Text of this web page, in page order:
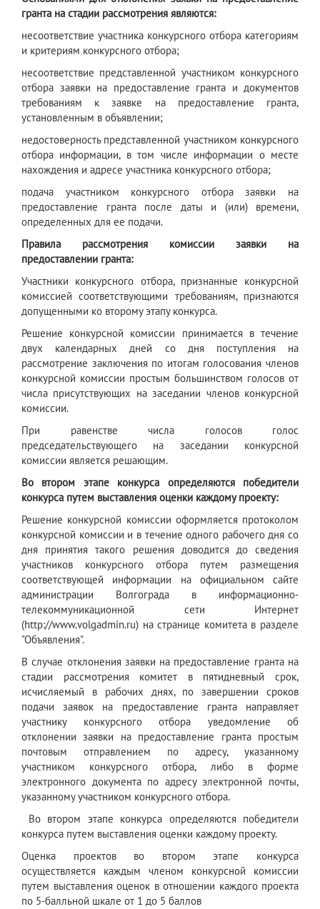
гранта на стадии рассмотрения являются:
несоответствие участника конкурсного отбора категориям
и критериям конкурсного отбора;
несоответствие представленной участником конкурсного
отбора заявки на предоставление гранта и документов
требованиям к заявке на предоставление гранта,
установленным в объявлении;
недостоверность представленной участником конкурсного
отбора информации, в том числе информации о месте
нахождения и адресе участника конкурсного отбора;
подача участником конкурсного отбора заявки на
предоставление гранта после даты и (или) времени,
определенных для ее подачи.
Правила рассмотрения комиссии заявки на
предоставлении гранта:
Участники конкурсного отбора, признанные конкурсной
комиссией соответствующими требованиям, признаются
допущенными ко второму этапу конкурса.
Решение конкурсной комиссии принимается в течение
двух календарных дней со дня поступления на
рассмотрение заключения по итогам голосования членов
конкурсной комиссии простым большинством голосов от
числа присутствующих на заседании членов конкурсной
комиссии.
При равенстве числа голосов голос
председательствующего на заседании конкурсной
комиссии является решающим.
Во втором этапе конкурса определяются победители
конкурса путем выставления оценки каждому проекту:
Решение конкурсной комиссии оформляется протоколом
конкурсной комиссии и в течение одного рабочего дня со
дня принятия такого решения доводится до сведения
участников конкурсного отбора путем размещения
соответствующей информации на официальном сайте
администрации Волгограда в информационно-
телекоммуникационной сети Интернет
(http://www.volgadmin.ru) на странице комитета в разделе
"Объявления".
В случае отклонения заявки на предоставление гранта на
стадии рассмотрения комитет в пятидневный срок,
исчисляемый в рабочих днях, по завершении сроков
подачи заявок на предоставление гранта направляет
участнику конкурсного отбора уведомление об
отклонении заявки на предоставление гранта простым
почтовым отправлением по адресу, указанному
участником конкурсного отбора, либо в форме
электронного документа по адресу электронной почты,
указанному участником конкурсного отбора.
Во втором этапе конкурса определяются победители
конкурса путем выставления оценки каждому проекту.
Оценка проектов во втором этапе конкурса
осуществляется каждым членом конкурсной комиссии
путем выставления оценок в отношении каждого проекта
по 5-балльной шкале от 1 до 5 баллов